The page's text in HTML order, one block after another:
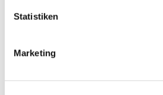
Statistiken
Marketing